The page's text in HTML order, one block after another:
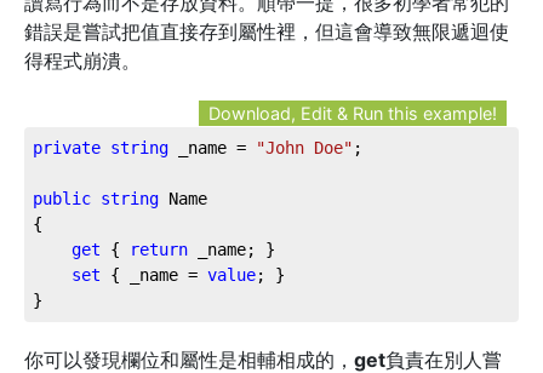
錯誤是嘗試把值直接存到屬性裡，但這會導致無限遞迴使
得程式崩潰。
Download, Edit & Run this example!
private string _name = "John Doe" ;
public string Name
{
get { return _name; }
set { _name = value; }
}
你可以發現欄位和屬性是相輔相成的， get負責在別人嘗